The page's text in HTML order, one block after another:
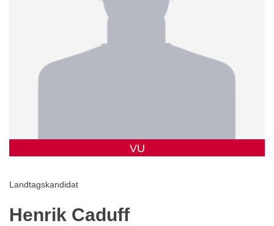
VU
Landtagskandidat
Henrik Caduff